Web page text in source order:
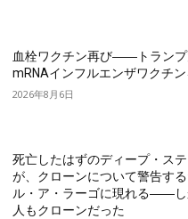
血栓ワクチン再び――トランプ
mRNAインフルエンザワクチ
2026年8月6日
死亡したはずのディープ・ス
が、クローンについて警告す
ル・ア・ラーゴに現れる――し
人もクローンだった